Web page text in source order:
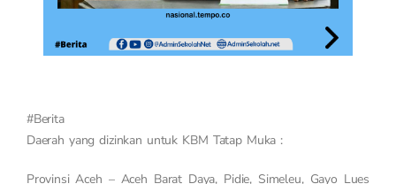
#Berita
Daerah yang dizinkan untuk KBM Tatap Muka :
Provinsi Aceh – Aceh Barat Daya, Pidie, Simeleu, Gayo Lues